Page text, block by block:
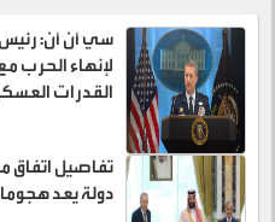
سي أن أن: رئيس
لإنهاء الحرب
القدرات
تفاصيل
دولة يعد